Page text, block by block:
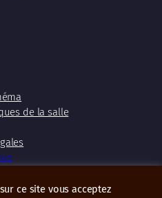
de la salle
ce site vous acceptez